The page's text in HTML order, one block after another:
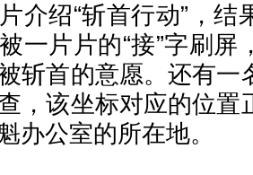
介绍“斩首行动”，结
一片片的“接”字刷屏
斩首的意愿。还有一
，该坐标对应的位置
办公室的所在地。